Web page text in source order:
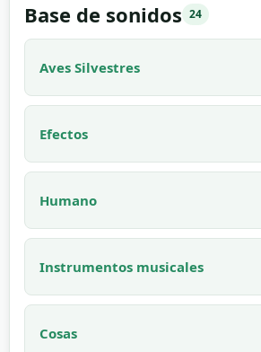
Base de sonidos 24
Aves Silvestres
Efectos
Humano
Instrumentos musicales
Cosas